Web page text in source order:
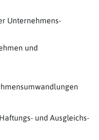
Unternehmens­
und
und Ausgleichs­